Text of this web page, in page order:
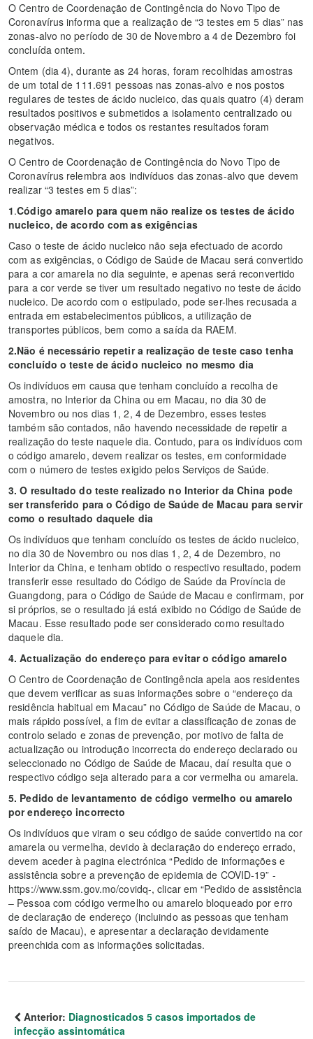
O Centro de Coordenação de Contingência do Novo Tipo de
Coronavírus informa que a realização de “3 testes em 5 dias” nas
zonas-alvo no período de 30 de Novembro a 4 de Dezembro foi
concluída ontem.
Ontem (dia 4), durante as 24 horas, foram recolhidas amostras
de um total de 111.691 pessoas nas zonas-alvo e nos postos
regulares de testes de ácido nucleico, das quais quatro (4) deram
resultados positivos e submetidos a isolamento centralizado ou
observação médica e todos os restantes resultados foram
negativos.
O Centro de Coordenação de Contingência do Novo Tipo de
Coronavírus relembra aos indivíduos das zonas-alvo que devem
realizar “3 testes em 5 dias”:
1.Código amarelo para quem não realize os testes de ácido
nucleico, de acordo com as exigências
Caso o teste de ácido nucleico não seja efectuado de acordo
com as exigências, o Código de Saúde de Macau será convertido
para a cor amarela no dia seguinte, e apenas será reconvertido
para a cor verde se tiver um resultado negativo no teste de ácido
nucleico. De acordo com o estipulado, pode ser-lhes recusada a
entrada em estabelecimentos públicos, a utilização de
transportes públicos, bem como a saída da RAEM.
2.Não é necessário repetir a realização de teste caso tenha
concluído o teste de ácido nucleico no mesmo dia
Os indivíduos em causa que tenham concluído a recolha de
amostra, no Interior da China ou em Macau, no dia 30 de
Novembro ou nos dias 1, 2, 4 de Dezembro, esses testes
também são contados, não havendo necessidade de repetir a
realização do teste naquele dia. Contudo, para os indivíduos com
o código amarelo, devem realizar os testes, em conformidade
com o número de testes exigido pelos Serviços de Saúde.
3. O resultado do teste realizado no Interior da China pode
ser transferido para o Código de Saúde de Macau para servir
como o resultado daquele dia
Os indivíduos que tenham concluído os testes de ácido nucleico,
no dia 30 de Novembro ou nos dias 1, 2, 4 de Dezembro, no
Interior da China, e tenham obtido o respectivo resultado, podem
transferir esse resultado do Código de Saúde da Província de
Guangdong, para o Código de Saúde de Macau e confirmam, por
si próprios, se o resultado já está exibido no Código de Saúde de
Macau. Esse resultado pode ser considerado como resultado
daquele dia.
4. Actualização do endereço para evitar o código amarelo
O Centro de Coordenação de Contingência apela aos residentes
que devem verificar as suas informações sobre o “endereço da
residência habitual em Macau” no Código de Saúde de Macau, o
mais rápido possível, a fim de evitar a classificação de zonas de
controlo selado e zonas de prevenção, por motivo de falta de
actualização ou introdução incorrecta do endereço declarado ou
seleccionado no Código de Saúde de Macau, daí resulta que o
respectivo código seja alterado para a cor vermelha ou amarela.
5. Pedido de levantamento de código vermelho ou amarelo
por endereço incorrecto
Os indivíduos que viram o seu código de saúde convertido na cor
amarela ou vermelha, devido à declaração do endereço errado,
devem aceder à pagina electrónica “Pedido de informações e
assistência sobre a prevenção de epidemia de COVID-19” -
https://www.ssm.gov.mo/covidq-, clicar em “Pedido de assistência
– Pessoa com código vermelho ou amarelo bloqueado por erro
de declaração de endereço (incluindo as pessoas que tenham
saído de Macau), e apresentar a declaração devidamente
preenchida com as informações solicitadas.
Anterior: Diagnosticados 5 casos importados de
infecção assintomática